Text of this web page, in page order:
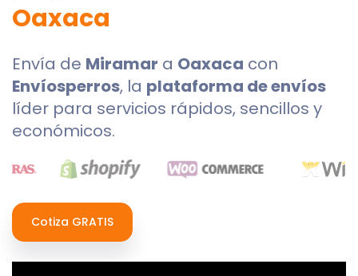
Oaxaca
Envía de Miramar a Oaxaca con
Envíosperros, la plataforma de envíos
líder para servicios rápidos, sencillos y
económicos.
Cotiza GRATIS